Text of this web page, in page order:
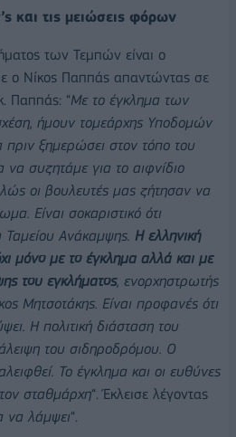
και τις μειώσεις φόρων
των Τεμπών είναι ο
ο Νίκος Παππάς απαντώντας σε
Παππάς: “Με το έγκλημα των
ήμουν τομεάρχης Υποδομών
ξημερώσει στον τόπο του
να συζητάμε για το αιφνίδιο
οι βουλευτές μας ζήτησαν να
Είναι σοκαριστικό ότι
Ανάκαμψης. Η ελληνική
μόνο με το έγκλημα αλλά και με
του εγκλήματος, ενορχηστρωτής
Μητσοτάκης. Είναι προφανές ότι
Η πολιτική διάσταση του
του σιδηροδρόμου. Ο
Το έγκλημα και οι ευθύνες
σταθμάρχη“. Έκλεισε λέγοντας
να λάμψει“.